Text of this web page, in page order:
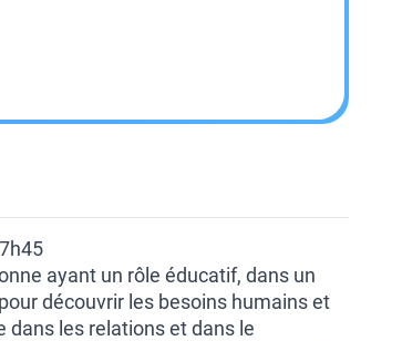
ayant un rôle éducatif, dans un
découvrir les besoins humains et
les relations et dans le